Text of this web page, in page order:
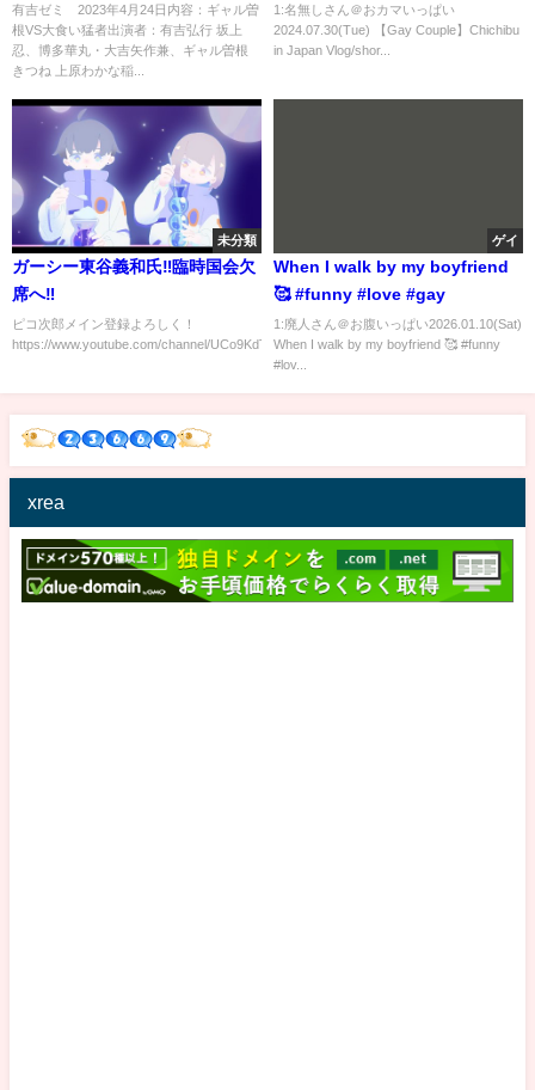
有吉ゼミ 2023年4月24日内容：ギャル曽
根VS大食い猛者出演者：有吉弘行 坂上
忍、博多華丸・大吉矢作兼、ギャル曽根
きつね 上原わかな稲...
1:名無しさん＠おカマいっぱい
2024.07.30(Tue) 【Gay Couple】Chichibu
in Japan Vlog/shor...
未分類
ガーシー東谷義和氏‼️臨時国会欠
席へ‼️
ピコ次郎メイン登録よろしく！
https://www.youtube.com/channel/UCo9KdTlTIEpa6EZlcofwQ5...
ゲイ
When I walk by my boyfriend
🥰 #funny #love #gay
1:廃人さん＠お腹いっぱい2026.01.10(Sat)
When I walk by my boyfriend 🥰 #funny
#lov...
xrea